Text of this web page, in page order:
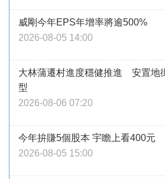
威剛今年EPS年增率將逾500%
2026-08-05 14:00
大林蒲遷村進度穩健推進 安置地
型
2026-08-06 07:20
今年拚賺5個股本 宇瞻上看400元
2026-08-05 15:00